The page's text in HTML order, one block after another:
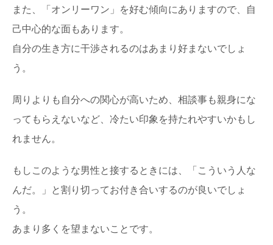
また、「オンリーワン」を好む傾向にありますので、自
己中心的な面もあります。
自分の生き方に干渉されるのはあまり好まないでしょ
う。
周りよりも自分への関心が高いため、相談事も親身にな
ってもらえないなど、冷たい印象を持たれやすいかもし
れません。
もしこのような男性と接するときには、「こういう人な
んだ。」と割り切ってお付き合いするのが良いでしょ
う。
あまり多くを望まないことです。